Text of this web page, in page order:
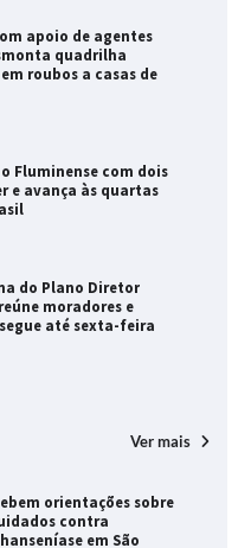
apoio de agentes
quadrilha
roubos a casas de
Fluminense com dois
e avança às quartas
do Plano Diretor
moradores e
até sexta-feira
Ver mais
orientações sobre
contra
em São